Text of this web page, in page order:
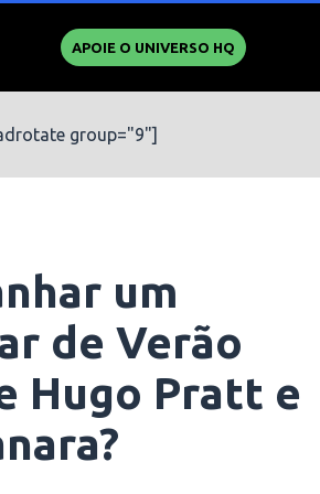
APOIE O UNIVERSO HQ
group="9"]
um
de Verão
Hugo Pratt e